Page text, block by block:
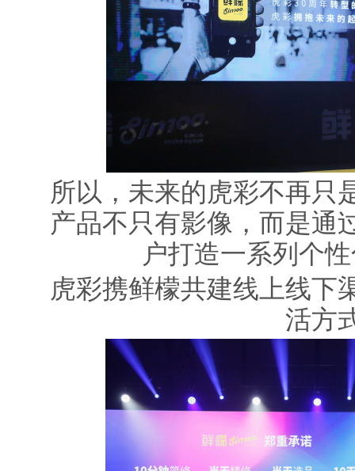
所以，未来的虎彩不再只
产品不只有影像，而是通
户打造一系列个
虎彩携鲜檬共建线上线下
活方